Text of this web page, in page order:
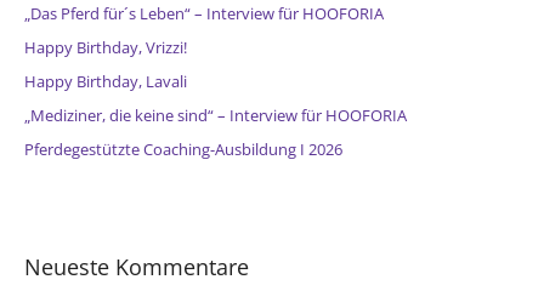
a
c
h
:
„Das Pferd für´s Leben“ – Interview für HOOFORIA
Happy Birthday, Vrizzi!
Happy Birthday, Lavali
„Mediziner, die keine sind“ – Interview für HOOFORIA
Pferdegestützte Coaching-Ausbildung I 2026
Neueste Kommentare